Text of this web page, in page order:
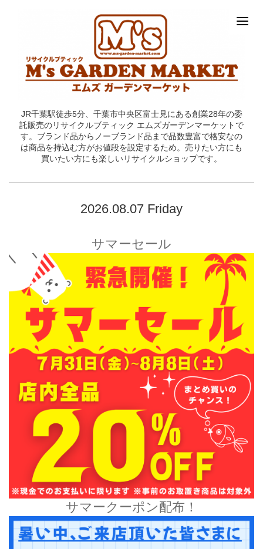
JR千葉駅徒歩5分、千葉市中央区富士見にある創業28年の委
託販売のリサイクルブティック エムズガーデンマーケットで
す。ブランド品からノーブランド品まで品数豊富で格安なの
は商品を持込む方がお値段を設定するため。売りたい方にも
買いたい方にも楽しいリサイクルショップです。
2026.08.07 Friday
サマーセール
サマークーポン配布！